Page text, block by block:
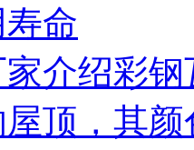
命
介绍彩
顶，其